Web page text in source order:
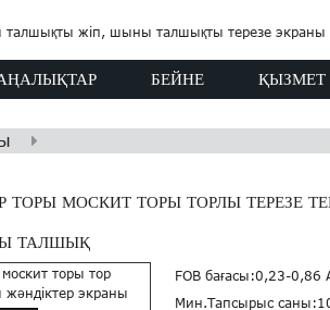
БЕЙНЕ ҚЫЗМЕТ
МОСКИТ ТОРЫ ТОРЛЫ ТЕРЕЗЕ
ТАЛШЫҚ
FOB бағасы:0,23-0,86
Мин.Тапсырыс саны: